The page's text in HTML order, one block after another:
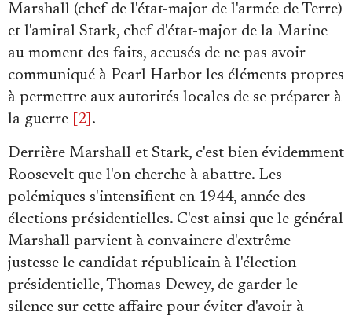
Marshall (chef de l'état-major de l'armée de Terre)
et l'amiral Stark, chef d'état-major de la Marine
au moment des faits, accusés de ne pas avoir
communiqué à Pearl Harbor les éléments propres
à permettre aux autorités locales de se préparer à
la guerre
[2] .
Derrière Marshall et Stark, c'est bien évidemment
Roosevelt que l'on cherche à abattre. Les
polémiques s'intensifient en 1944, année des
élections présidentielles. C'est ainsi que le général
Marshall parvient à convaincre d'extrême
justesse le candidat républicain à l'élection
présidentielle, Thomas Dewey, de garder le
silence sur cette affaire pour éviter d'avoir à